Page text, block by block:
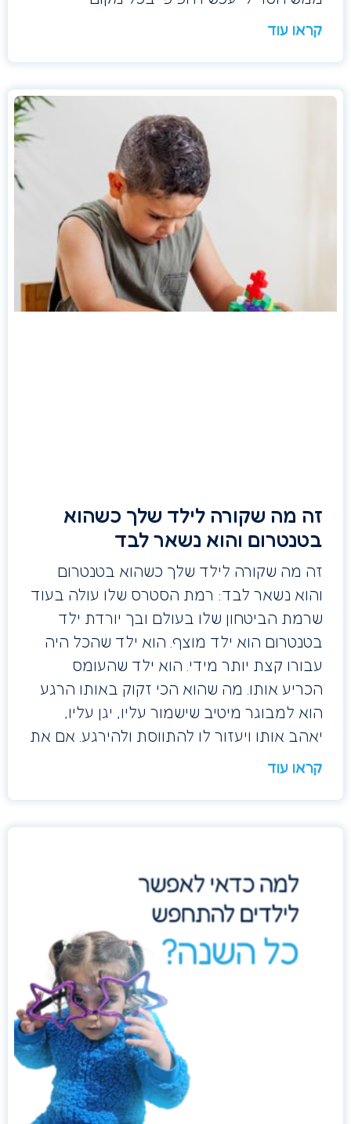
קראו עוד
זה מה שקורה לילד שלך כשהוא
בטנטרום והוא נשאר לבד
זה מה שקורה לילד שלך כשהוא בטנטרום
והוא נשאר לבד: רמת הסטרס שלו עולה בעוד
שרמת הביטחון שלו בעולם ובך יורדת ילד
בטנטרום הוא ילד מוצף. הוא ילד שהכל היה
עבורו קצת יותר מידי. הוא ילד שהעומס
הכריע אותו. מה שהוא הכי זקוק באותו הרגע
הוא למבוגר מיטיב שישמור עליו, יגן עליו,
יאהב אותו ויעזור לו להתווסת ולהירגע. אם את
קראו עוד